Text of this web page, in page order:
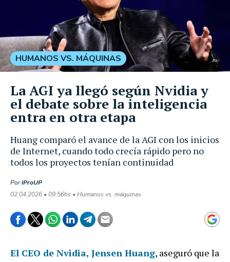
Huang comparó el avance de la AGI con los inicios
de Internet, cuando todo crecía rápido pero no
todos los proyectos tenían continuidad
PoriProUP
02.04.2026 • 09:56hs • Humanos vs. máquinas
HUMANOS VS. MÁQUINAS
La AGI ya llegó según Nvidia y
el debate sobre la inteligencia
entra en otra etapa
El CEO de Nvidia, Jensen Huang, aseguró que la